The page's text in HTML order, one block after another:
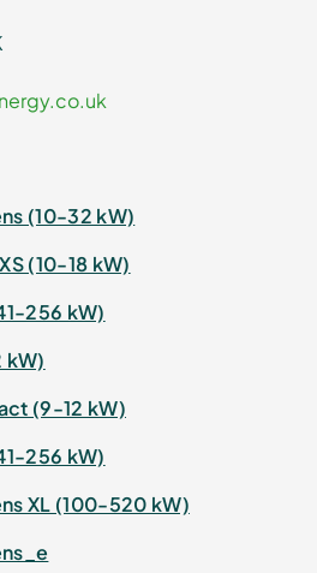
(10-32 kW)
(10-18 kW)
256 kW)
kW)
(9-12 kW)
256 kW)
XL (100-520 kW)